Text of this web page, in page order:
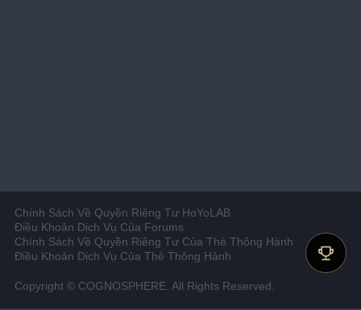
Chính Sách Về Quyền Riêng Tư HoYoLAB
Điều Khoản Dịch Vụ Của Forums
Chính Sách Về Quyền Riêng Tư Của Thẻ Thông Hành
Điều Khoản Dịch Vụ Của Thẻ Thông Hành
Copyright © COGNOSPHERE. All Rights Reserved.